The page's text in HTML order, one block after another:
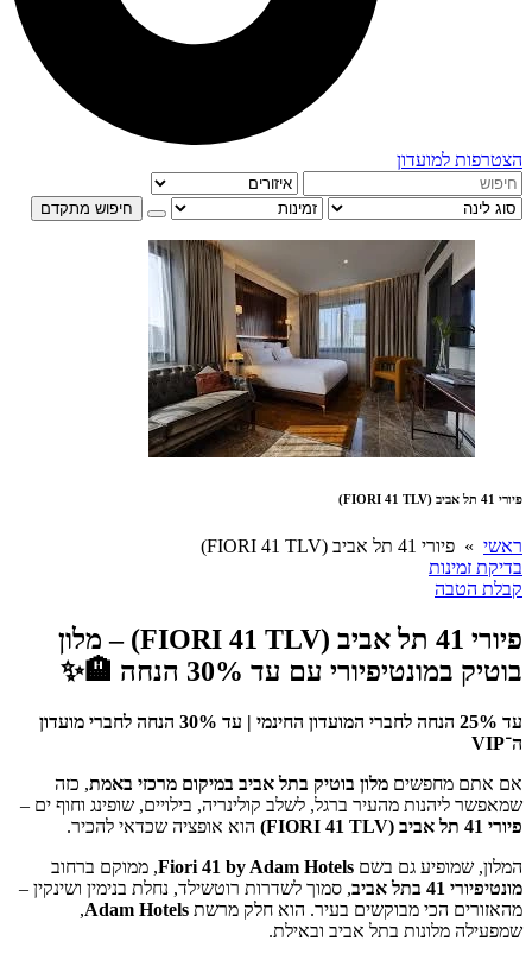
הצטרפות למועדון
חיפוש מתקדם
פיורי 41 תל אביב (FIORI 41 TLV)
ראשי » פיורי 41 תל אביב (FIORI 41 TLV)
בדיקת זמינות
קבלת הטבה
פיורי 41 תל אביב (FIORI 41 TLV) – מלון
בוטיק במונטיפיורי עם עד 30% הנחה 🏨✨
עד 25% הנחה לחברי המועדון החינמי | עד 30% הנחה לחברי מועדון
ה־VIP
אם אתם מחפשים מלון בוטיק בתל אביב במיקום מרכזי באמת, כזה
שמאפשר ליהנות מהעיר ברגל, לשלב קולינריה, בילויים, שופינג וחוף ים –
פיורי 41 תל אביב (FIORI 41 TLV)
הוא אופציה שכדאי להכיר.
המלון, שמופיע גם בשם Fiori 41 by Adam Hotels, ממוקם ברחוב
מונטיפיורי 41 בתל אביב
, סמוך לשדרות רוטשילד, נחלת בנימין ושינקין –
מהאזורים הכי מבוקשים בעיר. הוא חלק מרשת Adam Hotels
,
שמפעילה מלונות בתל אביב ובאילת.